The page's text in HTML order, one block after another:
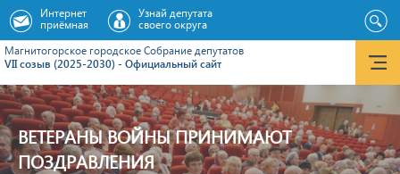
Магнитогорское городское Cобрание депутатов
VII созыв (2025-2030) - Официальный сайт
Интернет
приёмная
Узнай депутата
своего округа
ВЕТЕРАНЫ ВОЙНЫ ПРИНИМАЮТ
ПОЗДРАВЛЕНИЯ